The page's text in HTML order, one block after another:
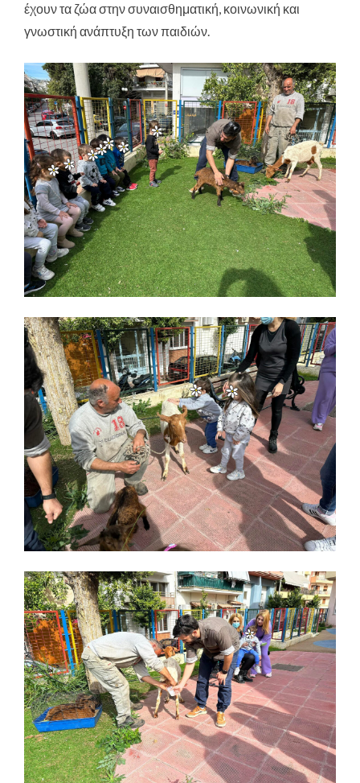
έχουν τα ζώα στην συναισθηματική, κοινωνική και
γνωστική ανάπτυξη των παιδιών.